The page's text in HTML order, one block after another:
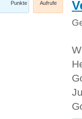
Punkte Aufrufe